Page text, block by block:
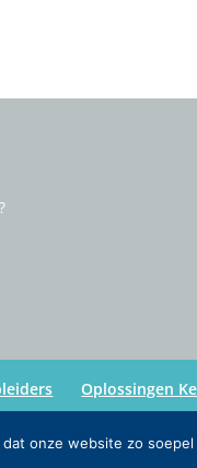
Oplossingen
Inmedia
onze website zo